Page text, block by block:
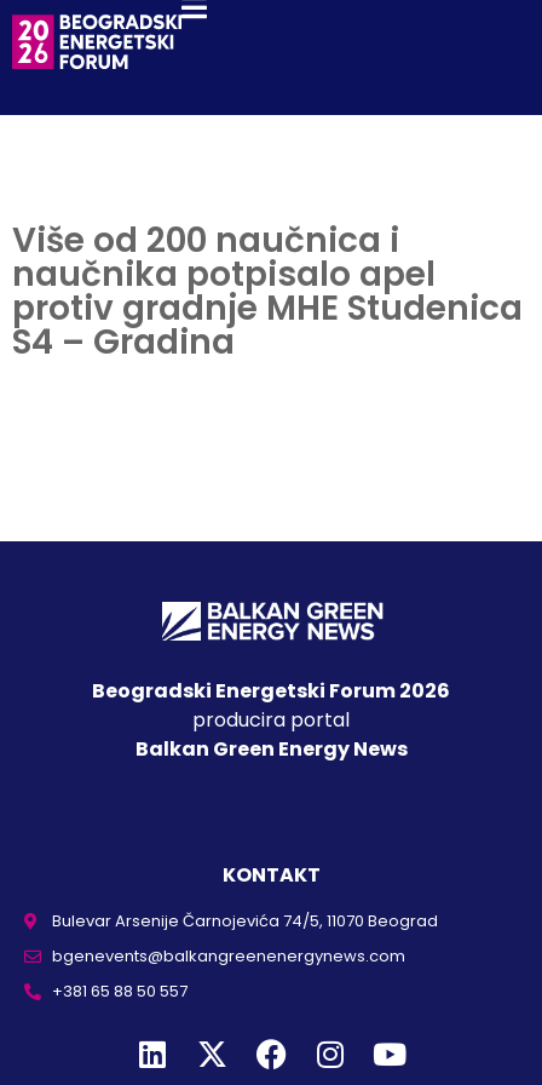
Više od 200 naučnica i
naučnika potpisalo apel
protiv gradnje MHE Studenica
S4 – Gradina
Beogradski Energetski Forum 2026
producira portal
Balkan Green Energy News
KONTAKT
Bulevar Arsenije Čarnojevića 74/5, 11070 Beograd
bgenevents@balkangreenenergynews.com
+381 65 88 50 557